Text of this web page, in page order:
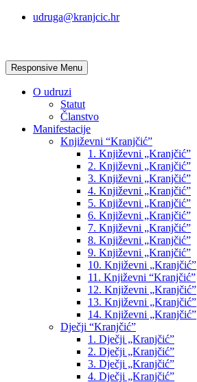
udruga@kranjcic.hr
Responsive Menu
O udruzi
Statut
Članstvo
Manifestacije
Književni “Kranjčić”
1. Književni „Kranjčić”
2. Književni „Kranjčić”
3. Književni „Kranjčić”
4. Književni „Kranjčić”
5. Književni „Kranjčić”
6. Književni „Kranjčić”
7. Književni „Kranjčić”
8. Književni „Kranjčić”
9. Književni „Kranjčić”
10. Književni „Kranjčić”
11. Književni “Kranjčić”
12. Književni „Kranjčić”
13. Književni „Kranjčić”
14. Književni „Kranjčić”
Dječji “Kranjčić”
1. Dječji „Kranjčić”
2. Dječji „Kranjčić”
3. Dječji „Kranjčić”
4. Dječji „Kranjčić”